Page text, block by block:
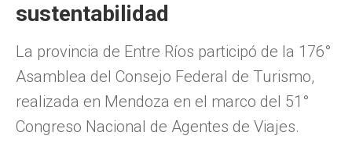
sustentabilidad
La provincia de Entre Ríos participó de la 176°
Asamblea del Consejo Federal de Turismo,
realizada en Mendoza en el marco del 51°
Congreso Nacional de Agentes de Viajes.